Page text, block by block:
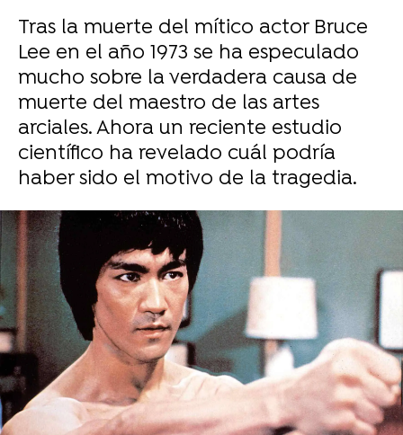
Tras la muerte del mítico actor Bruce
Lee en el año 1973 se ha especulado
mucho sobre la verdadera causa de
muerte del maestro de las artes
arciales. Ahora un reciente estudio
científico ha revelado cuál podría
haber sido el motivo de la tragedia.
La hija de Bruce Lee denuncia estar "harta"
de que retraten a su padre como "arrogante y
gilipollas" en Hollywood
Un protegido y discípulo de Bruce Lee carga
contra 'Érase una vez en Hollywood'